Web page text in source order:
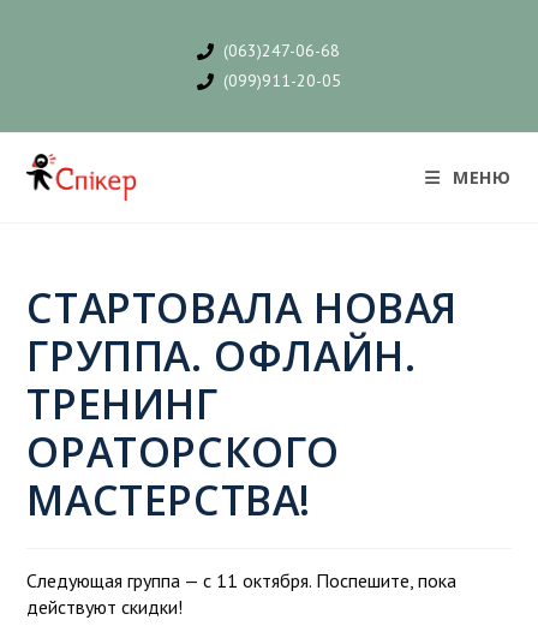
(063)247-06-68
(099)911-20-05
МЕНЮ
СТАРТОВАЛА НОВАЯ
ГРУППА. ОФЛАЙН.
ТРЕНИНГ
ОРАТОРСКОГО
МАСТЕРСТВА!
Следующая группа — с 11 октября. Поспешите, пока
действуют скидки!